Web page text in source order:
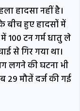
हादसा नहीं है।
बीच हुए हादसों में
100 टन गर्म धातु ले
से गिर गया था।
लगने की घटना भी
29 मौतें दर्ज की गई